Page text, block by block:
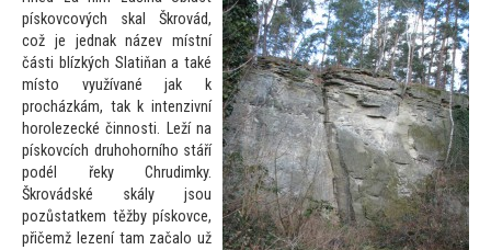
pískovcových skal Škrovád,
což je jednak název místní
části blízkých Slatiňan a také
místo využívané jak k
procházkám, tak k intenzivní
horolezecké činnosti. Leží na
pískovcích druhohorního stáří
podél řeky Chrudimky.
Škrovádské skály jsou
pozůstatkem těžby pískovce,
přičemž lezení tam začalo už